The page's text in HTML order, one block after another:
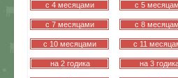
c 4 месяцами c 5
c 7 месяцами c 8
c 10 месяцами c 11
на 2 годика на 3